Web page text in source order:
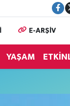
E-ARŞİV
YAŞAM